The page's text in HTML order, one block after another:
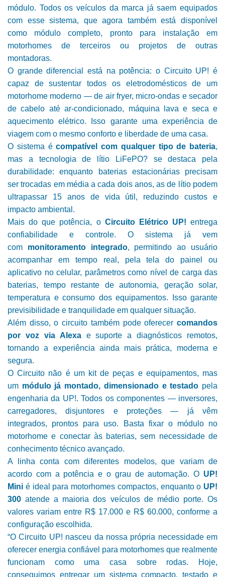
módulo. Todos os veículos da marca já saem equipados
com esse sistema, que agora também está disponível
como módulo completo, pronto para instalação em
motorhomes de terceiros ou projetos de outras
montadoras.
O grande diferencial está na potência: o Circuito UP! é
capaz de sustentar todos os eletrodomésticos de um
motorhome moderno — de air fryer, micro-ondas e secador
de cabelo até ar-condicionado, máquina lava e seca e
aquecimento elétrico. Isso garante uma experiência de
viagem com o mesmo conforto e liberdade de uma casa.
O sistema écompatível com qualquer tipo de bateria,
mas a tecnologia de lítio LiFePO? se destaca pela
durabilidade: enquanto baterias estacionárias precisam
ser trocadas em média a cada dois anos, as de lítio podem
ultrapassar 15 anos de vida útil, reduzindo custos e
impacto ambiental.
Mais do que potência, o Circuito Elétrico UP! entrega
confiabilidade e controle. O sistema já vem
com monitoramento integrado, permitindo ao usuário
acompanhar em tempo real, pela tela do painel ou
aplicativo no celular, parâmetros como nível de carga das
baterias, tempo restante de autonomia, geração solar,
temperatura e consumo dos equipamentos. Isso garante
previsibilidade e tranquilidade em qualquer situação.
Além disso, o circuito também pode oferecer comandos
por voz via Alexae suporte a diagnósticos remotos,
tornando a experiência ainda mais prática, moderna e
segura.
O Circuito não é um kit de peças e equipamentos, mas
um módulo já montado, dimensionado e testado pela
engenharia da UP!. Todos os componentes — inversores,
carregadores, disjuntores e proteções — já vêm
integrados, prontos para uso. Basta fixar o módulo no
motorhome e conectar às baterias, sem necessidade de
conhecimento técnico avançado.
A linha conta com diferentes modelos, que variam de
acordo com a potência e o grau de automação. O UP!
Mini é ideal para motorhomes compactos, enquanto o UP!
300 atende a maioria dos veículos de médio porte. Os
valores variam entre R$ 17.000 e R$ 60.000, conforme a
configuração escolhida.
“O Circuito UP! nasceu da nossa própria necessidade em
oferecer energia confiável para motorhomes que realmente
funcionam como uma casa sobre rodas. Hoje,
conseguimos entregar um sistema compacto, testado e